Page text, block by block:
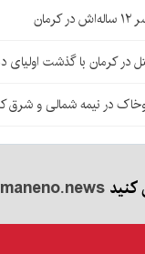
در کرمان با گذشت اولیای
در نیمه شمالی و شرق
کنید